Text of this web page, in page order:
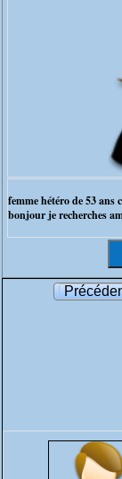
femme hétéro de 53 ans
bonjour je recherches